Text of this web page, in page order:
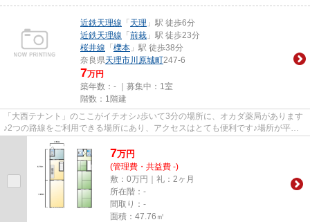
近鉄天理線 「 天理 」駅 徒歩6分
近鉄天理線 「 前栽 」駅 徒歩23分
桜井線 「 櫟本 」駅 徒歩38分
奈良県天理市川原城町247-6
7万円
築年数：- ｜募集中： 1室
階数：1階建
「大西テナント」のここがイチオシ♪歩いて3分の場所に、オカダ薬局があります
♪2つの路線をご利用できる場所にあり、アクセスはとても便利です♪場所が平坦
なのは、ランニングをする上で...
7万円
(管理費・共益費 -)
敷：0万円｜礼：2ヶ月
所在階：-
間取り：-
面積：47.76㎡